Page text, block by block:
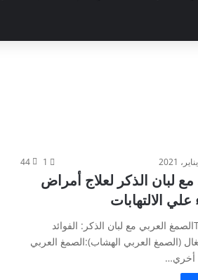
1
44
لبان الذكر لعلاج أمراض
الالتهابات
Table of Contentsالصمغ العربي مع لبان الذكر: الفوائد
(الصمغ العربي الهشاب):الصمغ العربي
أخري…